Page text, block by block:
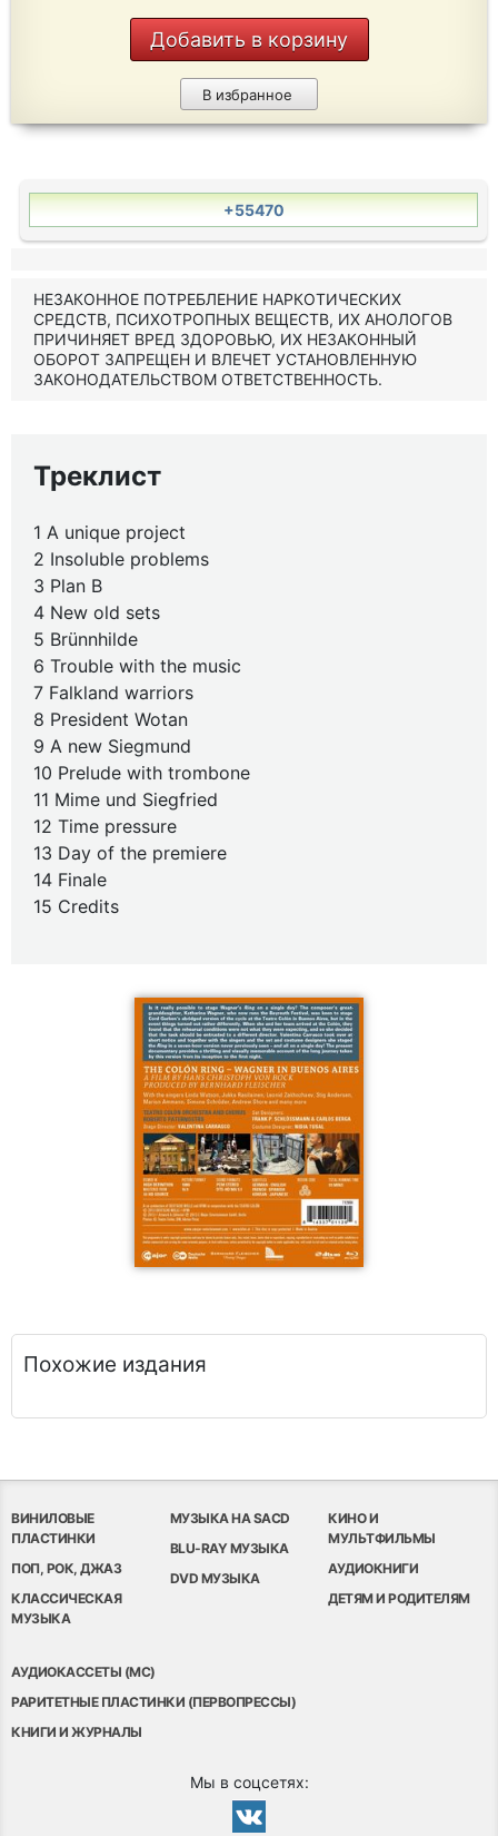
Добавить в корзину
В избранное
+55470
НЕЗАКОННОЕ ПОТРЕБЛЕНИЕ НАРКОТИЧЕСКИХ
СРЕДСТВ, ПСИХОТРОПНЫХ ВЕЩЕСТВ, ИХ АНОЛОГОВ
ПРИЧИНЯЕТ ВРЕД ЗДОРОВЬЮ, ИХ НЕЗАКОННЫЙ
ОБОРОТ ЗАПРЕЩЕН И ВЛЕЧЕТ УСТАНОВЛЕННУЮ
ЗАКОНОДАТЕЛЬСТВОМ ОТВЕТСТВЕННОСТЬ.
Треклист
1 A unique project
2 Insoluble problems
3 Plan B
4 New old sets
5 Brünnhilde
6 Trouble with the music
7 Falkland warriors
8 President Wotan
9 A new Siegmund
10 Prelude with trombone
11 Mime und Siegfried
12 Time pressure
13 Day of the premiere
14 Finale
15 Credits
Похожие издания
ВИНИЛОВЫЕ
ПЛАСТИНКИ
ПОП, РОК, ДЖАЗ
КЛАССИЧЕСКАЯ
МУЗЫКА
МУЗЫКА НА SACD
BLU-RAY МУЗЫКА
DVD МУЗЫКА
КИНО И
МУЛЬТФИЛЬМЫ
АУДИОКНИГИ
ДЕТЯМ И РОДИТЕЛЯМ
АУДИОКАССЕТЫ (MC)
РАРИТЕТНЫЕ ПЛАСТИНКИ (ПЕРВОПРЕССЫ)
КНИГИ И ЖУРНАЛЫ
Мы в соцсетях: